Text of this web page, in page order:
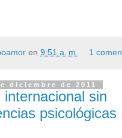
en 9:51 a. m. 1
diciembre de 2011
internacional sin
psicológicas